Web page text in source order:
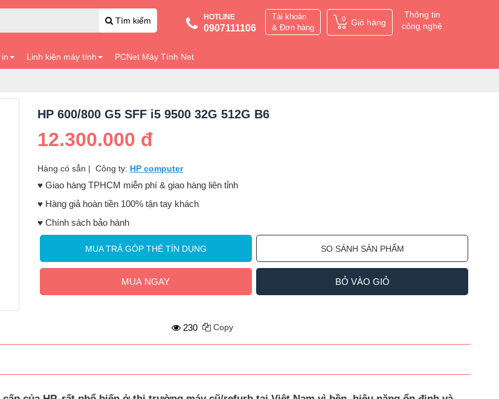
Tìm kiếm HOTLINE
0907111106
Tài khoản
& Đơn hàng
0 Giỏ hàng
Thông tin
công nghệ
Linh kiện máy tính PCNet Máy Tính Net
HP 600/800 G5 SFF i5 9500 32G 512G B6
12.300.000 đ
Hàng có sẳn |Công ty: HP computer
♥️ Giao hàng TPHCM miễn phí & giao hàng liên tỉnh
♥️ Hàng giả hoàn tiền 100% tận tay khách
♥️ Chính sách bảo hành
MUA TRẢ GÓP THẺ TÍN DỤNG SO SÁNH SẢN PHẨM
MUA NGAY BỎ VÀO GIỎ
230 Copy